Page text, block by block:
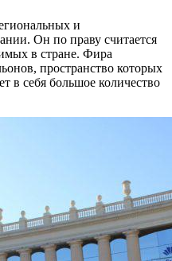
и
Он по праву считается
в стране. Фира
пространство которых
в себя большое количество